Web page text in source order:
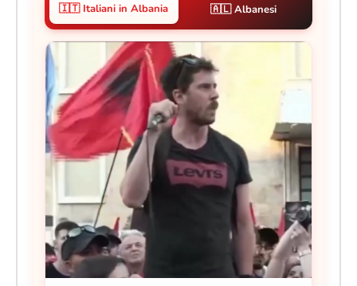
🇮🇹 Italiani in Albania 🇦🇱 Albanesi